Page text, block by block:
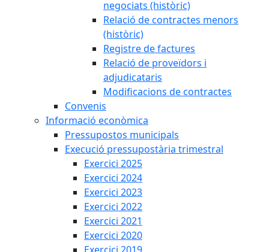
negociats (històric)
Relació de contractes menors
(històric)
Registre de factures
Relació de proveïdors i
adjudicataris
Modificacions de contractes
Convenis
Informació econòmica
Pressupostos municipals
Execució pressupostària trimestral
Exercici 2025
Exercici 2024
Exercici 2023
Exercici 2022
Exercici 2021
Exercici 2020